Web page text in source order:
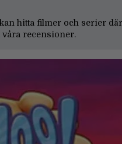
hitta filmer och serier där
våra recensioner.